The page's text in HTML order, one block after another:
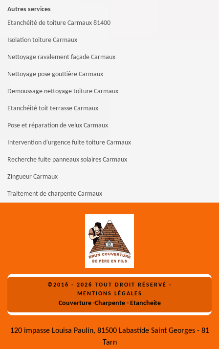
Autres services
Etanchéité de toiture Carmaux 81400
Isolation toiture Carmaux
Nettoyage ravalement façade Carmaux
Nettoyage pose gouttière Carmaux
Demoussage nettoyage toiture Carmaux
Etanchéité toit terrasse Carmaux
Pose et réparation de velux Carmaux
Intervention d'urgence fuite toiture Carmaux
Recherche fuite panneaux solaires Carmaux
Zingueur Carmaux
Traitement de charpente Carmaux
©2016 - 2026 TOUT DROIT RÉSERVÉ -
MENTIONS LÉGALES
Couverture -Charpente - Etancheite
120 impasse Louisa Paulin, 81500 Labastide Saint Georges - 81
Tarn